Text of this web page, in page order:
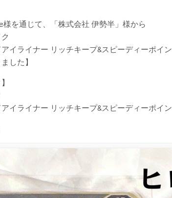
を通じて、「株式会社 伊勢半」様から
イライナー リッチキープ&スピーディーポイ
した】
イライナー リッチキープ&スピーディーポイ